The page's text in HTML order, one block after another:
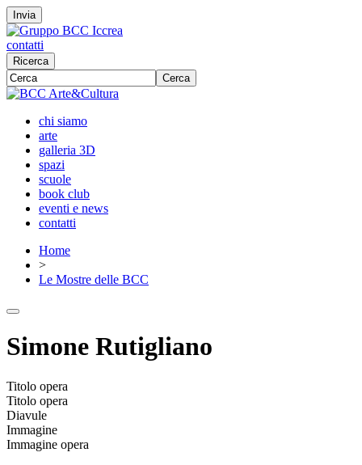
Invia
contatti
Ricerca
Cerca
chi siamo
arte
galleria 3D
spazi
scuole
book club
eventi e news
contatti
Home
>
Le Mostre delle BCC
Simone Rutigliano
Titolo opera
Titolo opera
Diavule
Immagine
Immagine opera